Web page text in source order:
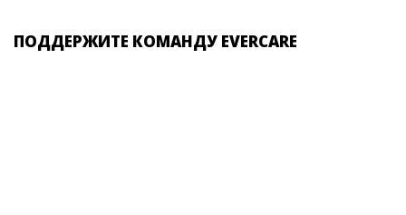
ПОДДЕРЖИТЕ КОМАНДУ EVERCARE